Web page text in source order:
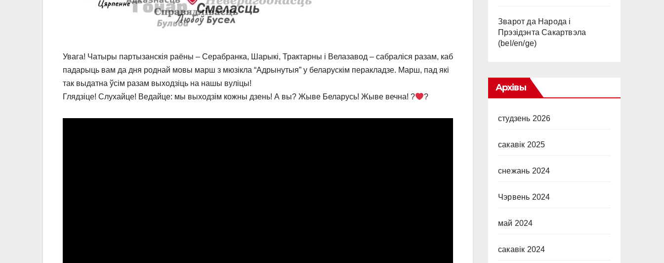
Увага! Чатыры партызанскiя раёны – Серабранка, Шарыкі, Трактарны і Велазавод – сабраліся разам, каб
падарыць вам да дня роднай мовы марш з мюзікла “Адрынутыя” у беларускім перакладзе. Марш, пад які
так выдатна ўсім разам выходзіць на нашы вуліцы!
Глядзіце! Слухайце! Ведайце: мы выходзім кожны дзень! А вы? Жыве Беларусь! Жыве вечна! ?
?
Зварот да Народа і
Прэзідэнта Сакартвэла
(bel/en/ge)
Архівы
студзень 2026
сакавік 2025
снежань 2024
Чэрвень 2024
май 2024
сакавік 2024